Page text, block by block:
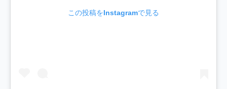
この投稿をInstagramで見る